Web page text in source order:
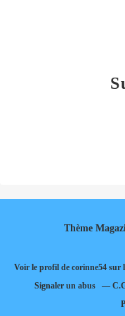
Thème
Voir le profil de corinne54sur
Signaler un abus